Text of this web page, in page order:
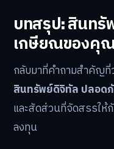
บทสรุป: สินทรั
เกษียณของคุณ
กลับมาที่คำถามสำคัญที่
สินทรัพย์ดิจิทัล ปลอด
และสัดส่วนที่จัดสรรให้
ลงทุน